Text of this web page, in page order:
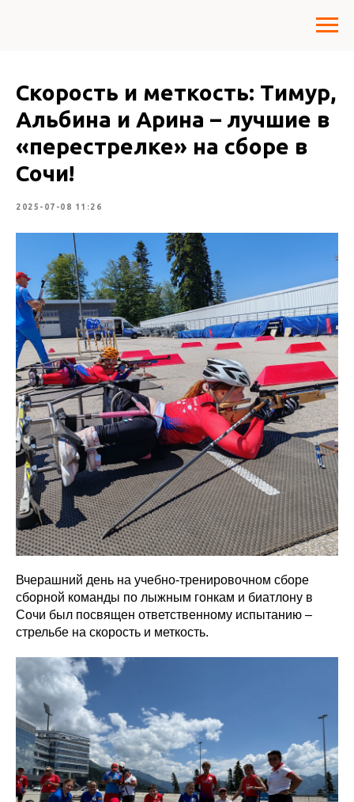
Скорость и меткость: Тимур,
Альбина и Арина – лучшие в
«перестрелке» на сборе в
Сочи!
2025-07-08 11:26
Вчерашний день на учебно-тренировочном сборе
сборной команды по лыжным гонкам и биатлону в
Сочи был посвящен ответственному испытанию –
стрельбе на скорость и меткость.